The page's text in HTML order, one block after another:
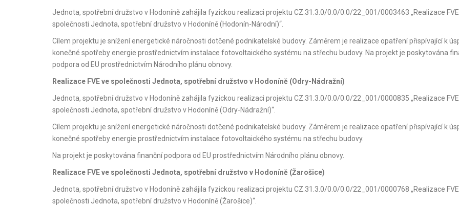
Jednota, spotřební družstvo v Hodoníně zahájila fyzickou realizaci projektu CZ.31.3.0/0.0/0.0/22_001/0003463 „Realizace
společnosti Jednota, spotřební družstvo v Hodoníně (Hodonín-Národní)“.
Cílem projektu je snížení energetické náročnosti dotčené podnikatelské budovy. Záměrem je realizace opatření přispívající k
konečné spotřeby energie prostřednictvím instalace fotovoltaického systému na střechu budovy. Na projekt je poskytována
podpora od EU prostřednictvím Národního plánu obnovy.
Realizace FVE ve společnosti Jednota, spotřební družstvo v Hodoníně (Odry-Nádražní)
Jednota, spotřební družstvo v Hodoníně zahájila fyzickou realizaci projektu CZ.31.3.0/0.0/0.0/22_001/0000835 „Realizace
společnosti Jednota, spotřební družstvo v Hodoníně (Odry-Nádražní)“.
Cílem projektu je snížení energetické náročnosti dotčené podnikatelské budovy. Záměrem je realizace opatření přispívající k
konečné spotřeby energie prostřednictvím instalace fotovoltaického systému na střechu budovy.
Na projekt je poskytována finanční podpora od EU prostřednictvím Národního plánu obnovy.
Realizace FVE ve společnosti Jednota, spotřební družstvo v Hodoníně (Žarošice)
Jednota, spotřební družstvo v Hodoníně zahájila fyzickou realizaci projektu CZ.31.3.0/0.0/0.0/22_001/0000768 „Realizace
společnosti Jednota, spotřební družstvo v Hodoníně (Žarošice)“.